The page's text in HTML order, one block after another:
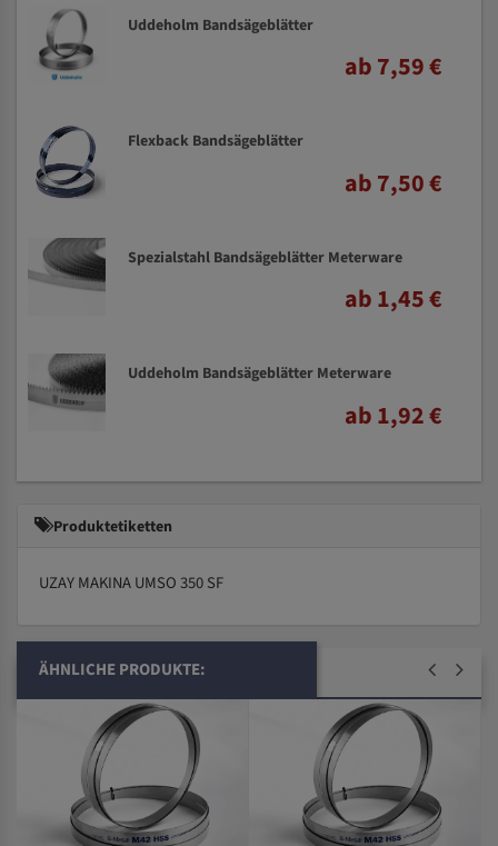
Uddeholm Bandsägeblätter
ab 7,59 €
Flexback Bandsägeblätter
ab 7,50 €
Spezialstahl Bandsägeblätter Meterware
ab 1,45 €
Uddeholm Bandsägeblätter Meterware
ab 1,92 €
Produktetiketten
UZAY MAKINA UMSO 350 SF
ÄHNLICHE PRODUKTE: